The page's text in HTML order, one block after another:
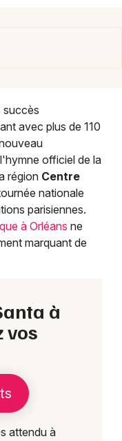
succès
avec plus de 110
officiel de la
région Centre
nationale
parisiennes.
à Orléans ne
marquant de
à
vos
attendu à